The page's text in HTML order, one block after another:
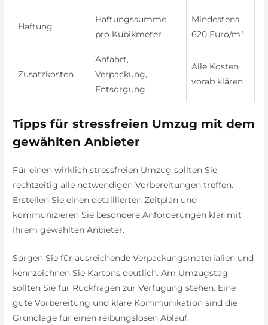
Haftung
Haftungssumme
pro Kubikmeter
Mindestens
620 Euro/m³
Zusatzkosten
Anfahrt,
Verpackung,
Entsorgung
Alle Kosten
vorab klären
Tipps für stressfreien Umzug mit dem
gewählten Anbieter
Für einen wirklich stressfreien Umzug sollten Sie
rechtzeitig alle notwendigen Vorbereitungen treffen.
Erstellen Sie einen detaillierten Zeitplan und
kommunizieren Sie besondere Anforderungen klar mit
Ihrem gewählten Anbieter.
Sorgen Sie für ausreichende Verpackungsmaterialien und
kennzeichnen Sie Kartons deutlich. Am Umzugstag
sollten Sie für Rückfragen zur Verfügung stehen. Eine
gute Vorbereitung und klare Kommunikation sind die
Grundlage für einen reibungslosen Ablauf.